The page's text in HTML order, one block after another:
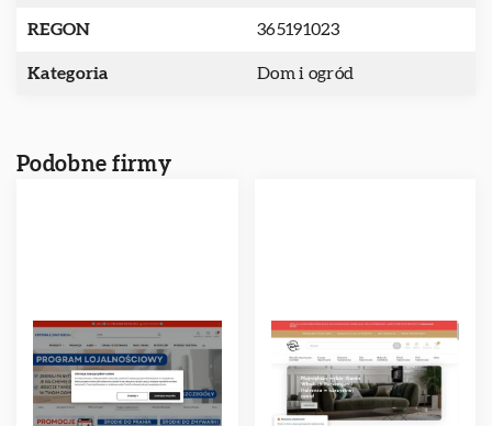
REGON 365191023
Kategoria Dom i ogród
Podobne firmy